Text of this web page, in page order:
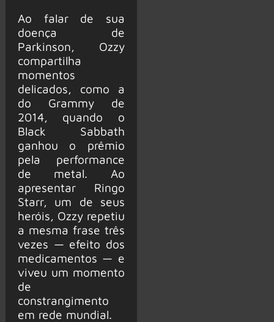
Ao falar de sua
doença de
Parkinson, Ozzy
compartilha
momentos
delicados, como a
do Grammy de
2014, quando o
Black Sabbath
ganhou o prêmio
pela performance
de metal. Ao
apresentar Ringo
Starr, um de seus
heróis, Ozzy repetiu
a mesma frase três
vezes — efeito dos
medicamentos — e
viveu um momento
de
constrangimento
em rede mundial.